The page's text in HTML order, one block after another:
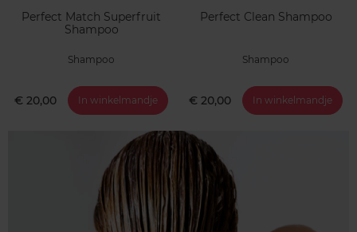
Perfect Match Superfruit
Shampoo
Shampoo
€ 20,00 In winkelmandje
Perfect Clean Shampoo
Shampoo
€ 20,00 In winkelmandje